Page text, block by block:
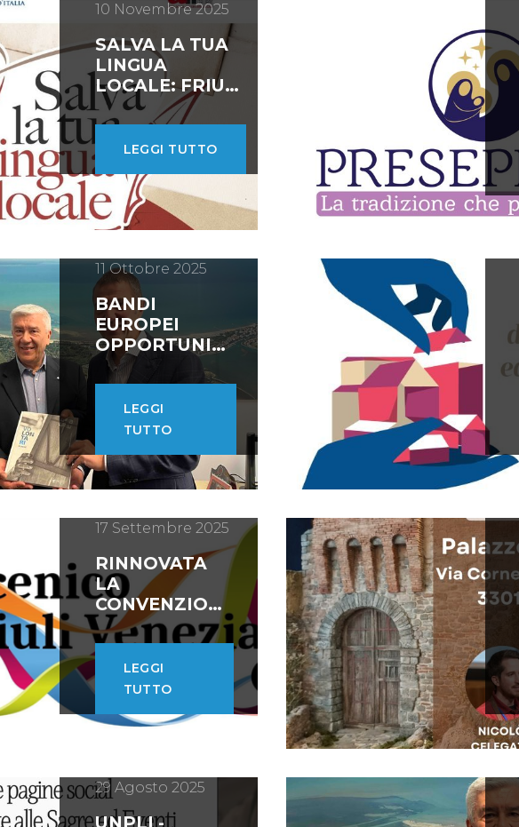
10 Novembre 2025
SALVA LA TUA
LINGUA
LOCALE: FRIULI
VENEZIA GIULIA
PROTAGONISTA
LEGGI TUTTO
11 Ottobre 2025
BANDI
EUROPEI
OPPORTUNITÀ
PER LE PRO
LOCO DEL
FRIULI
VENEZIA
GIULIA
LEGGI
TUTTO
17 Settembre 2025
RINNOVATA
LA
CONVENZIONE
CON L’ENTE
REGIONALE
TEATRALE
DEL FVG
LEGGI
TUTTO
29 Agosto 2025
UNPLI -